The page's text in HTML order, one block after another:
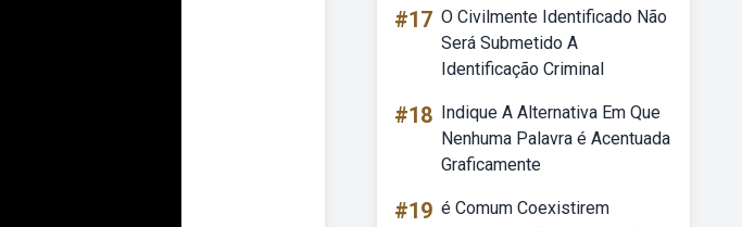
#17 O Civilmente Identificado Não
Será Submetido A
Identificação Criminal
#18 Indique A Alternativa Em Que
Nenhuma Palavra é Acentuada
Graficamente
#19 é Comum Coexistirem